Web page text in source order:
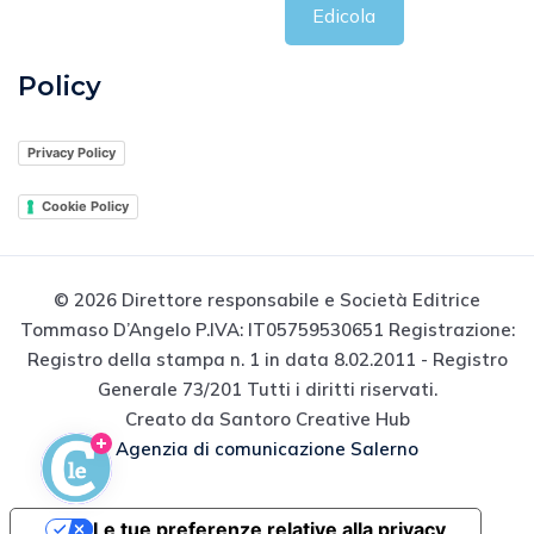
Edicola
Policy
Privacy Policy
Cookie Policy
© 2026 Direttore responsabile e Società Editrice
Tommaso D’Angelo P.IVA: IT05759530651 Registrazione:
Registro della stampa n. 1 in data 8.02.2011 - Registro
Generale 73/201 Tutti i diritti riservati.
Creato da Santoro Creative Hub
Agenzia di comunicazione Salerno